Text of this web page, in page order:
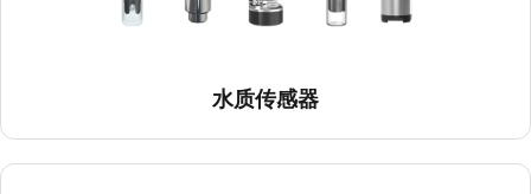
水质传感器